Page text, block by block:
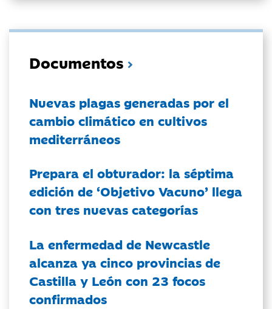
Documentos
Nuevas plagas generadas por el
cambio climático en cultivos
mediterráneos
Prepara el obturador: la séptima
edición de ‘Objetivo Vacuno’ llega
con tres nuevas categorías
La enfermedad de Newcastle
alcanza ya cinco provincias de
Castilla y León con 23 focos
confirmados